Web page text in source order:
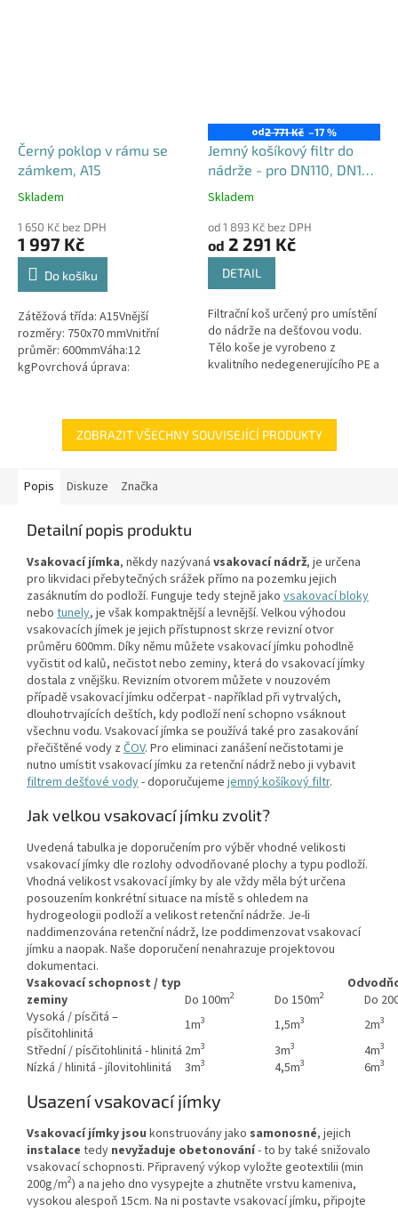
Černý poklop v rámu se
zámkem, A15
Průměrné
produktu
je
4,5
hvězdiček.
Skladem
1 650 Kč bez DPH
1 997 Kč
Do košíku
Zátěžová třída: A15Vnější
rozměry: 750x70 mmVnitřní
průměr: 600mmVáha:12
kgPovrchová úprava:
vybaven 2 šrouby pro...
od2 771 Kč –17 %
Jemný košíkový filtr do
nádrže - pro DN110, DN125
i DN160
Průměrné
produktu
je
hvězdiček.
Skladem
od 1 893 Kč bez DPH
od 2 291 Kč
DETAIL
Filtrační koš určený pro umístění
do nádrže na dešťovou vodu.
Tělo koše je vyrobeno z
kvalitního nedegenerujícího PE a
ZOBRAZIT VŠECHNY SOUVISEJÍCÍ PRODUKTY
Popis Diskuze Značka
Detailní popis produktu
Vsakovací jímka, někdy nazývaná vsakovací nádrž, je určena
pro likvidaci přebytečných srážek přímo na pozemku jejich
zasáknutím do podloží. Funguje tedy stejně jako vsakovací bloky
nebo tunely, je však kompaktnější a levnější. Velkou výhodou
vsakovacích jímek je jejich přístupnost skrze revizní otvor
průměru 600mm. Díky němu můžete vsakovací jímku pohodlně
vyčistit od kalů, nečistot nebo zeminy, která do vsakovací jímky
dostala z vnějšku. Revizním otvorem můžete v nouzovém
případě vsakovací jímku odčerpat - například při vytrvalých,
dlouhotrvajících deštích, kdy podloží není schopno vsáknout
všechnu vodu. Vsakovací jímka se používá také pro zasakování
přečištěné vody z ČOV. Pro eliminaci zanášení nečistotami je
nutno umístit vsakovací jímku za retenční nádrž nebo ji vybavit
filtrem dešťové vody- doporučujeme jemný košíkový filtr.
Jak velkou vsakovací jímku zvolit?
Uvedená tabulka je doporučením pro výběr vhodné velikosti
vsakovací jímky dle rozlohy odvodňované plochy a typu podloží.
Vhodná velikost vsakovací jímky by ale vždy měla být určena
posouzením konkrétní situace na místě s ohledem na
hydrogeologii podloží a velikost retenční nádrže. Je-li
naddimenzována retenční nádrž, lze poddimenzovat vsakovací
jímku a naopak. Naše doporučení nenahrazuje projektovou
dokumentaci.
Vsakovací schopnost / typ
zeminy
Do 100m2 Do 150m2
Do
Vysoká / písčitá –
písčitohlinitá
1m3 1,5m3 2m3
Střední / písčitohlinitá - hlinitá 2m3 3m3 4m3
Nízká / hlinitá - jílovitohlinitá 3m3 4,5m3 6m3
Usazení vsakovací jímky
Vsakovací jímky jsou konstruovány jako samonosné, jejich
instalace tedy nevyžaduje obetonování- to by také snižovalo
vsakovací schopnosti. Připravený výkop vyložte geotextilii (min
200g/m2) a na jeho dno vysypejte a zhutněte vrstvu kameniva,
vysokou alespoň 15cm. Na ni postavte vsakovací jímku, připojte